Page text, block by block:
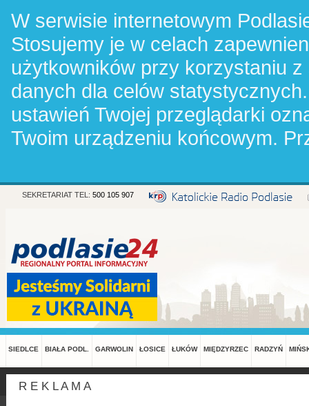
W serwisie internetowym
Stosujemy je w celach
użytkowników przy korzystaniu
danych dla celów
ustawień Twojej przeglądarki
Twoim urządzeniu końcowym.
SEKRETARIAT TEL: 500 105 907
SIEDLCE BIAŁA PODL. GARWOLIN ŁOSICE ŁUKÓW MIĘDZYRZEC RADZYŃ
R E K L A M A